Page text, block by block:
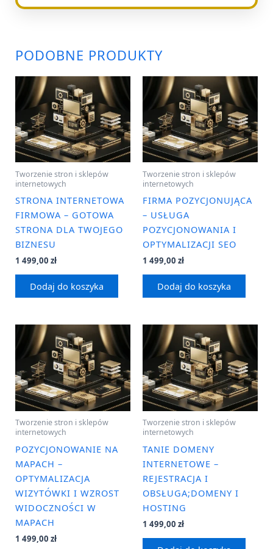
PODOBNE PRODUKTY
Tworzenie stron i sklepów
internetowych
STRONA INTERNETOWA
FIRMOWA – GOTOWA
STRONA DLA TWOJEGO
BIZNESU
1 499,00 zł
Dodaj do koszyka
Tworzenie stron i sklepów
internetowych
FIRMA POZYCJONUJĄCA
– USŁUGA
POZYCJONOWANIA I
OPTYMALIZACJI SEO
1 499,00 zł
Dodaj do koszyka
Tworzenie stron i sklepów
internetowych
POZYCJONOWANIE NA
MAPACH –
OPTYMALIZACJA
WIZYTÓWKI I WZROST
WIDOCZNOŚCI W
MAPACH
1 499,00 zł
Tworzenie stron i sklepów
internetowych
TANIE DOMENY
INTERNETOWE –
REJESTRACJA I
OBSŁUGA;DOMENY I
HOSTING
1 499,00 zł